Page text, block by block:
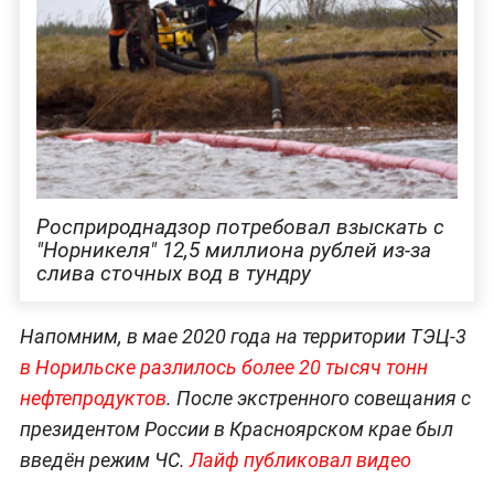
Росприроднадзор потребовал взыскать с
"Норникеля" 12,5 миллиона рублей из-за
слива сточных вод в тундру
Напомним, в мае 2020 года на территории ТЭЦ-3
в Норильске разлилось более 20 тысяч тонн
нефтепродуктов. После экстренного совещания с
президентом России в Красноярском крае был
введён режим ЧС. Лайф публиковал видео